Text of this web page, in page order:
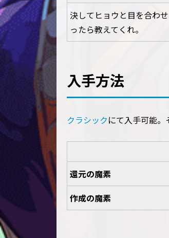
決してヒョウと目を合わ
ったら教えてくれ。
入手方法
クラシックにて入手可能。
還元の魔素
作成の魔素